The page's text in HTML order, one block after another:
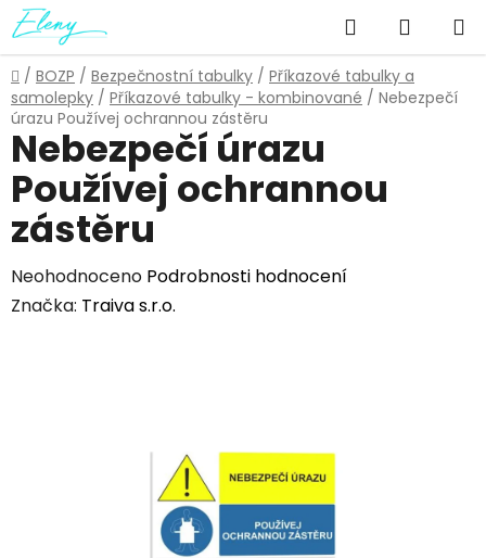
Přejít
na
obsah
Hledat
KOŠÍK
Domů
/ BOZP / Bezpečnostní tabulky / Příkazové tabulky a
samolepky / Příkazové tabulky - kombinované / Nebezpečí
úrazu Používej ochrannou zástěru
Nebezpečí úrazu
Používej ochrannou
zástěru
Průměrné
hodnocení
Neohodnoceno Podrobnosti hodnocení
Značka: Traiva s.r.o.